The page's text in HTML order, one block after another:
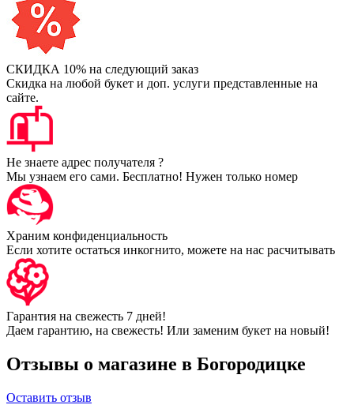
СКИДКА 10% на следующий заказ
Скидка на любой букет и доп. услуги представленные на
сайте.
Не знаете адрес получателя ?
Мы узнаем его сами. Бесплатно! Нужен только номер
Храним конфиденциальность
Если хотите остаться инкогнито, можете на нас расчитывать
Гарантия на свежесть 7 дней!
Даем гарантию, на свежесть! Или заменим букет на новый!
Отзывы о магазине в Богородицке
Оставить отзыв